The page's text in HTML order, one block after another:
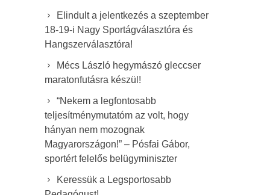
Elindult a jelentkezés a szeptember
18-19-i Nagy Sportágválasztóra és
Hangszerválasztóra!
Mécs László hegymászó gleccser
maratonfutásra készül!
“Nekem a legfontosabb
teljesítménymutatóm az volt, hogy
hányan nem mozognak
Magyarországon!” – Pósfai Gábor,
sportért felelős belügyminiszter
Keressük a Legsportosabb